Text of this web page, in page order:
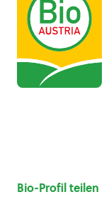
Bio-Profil teilen